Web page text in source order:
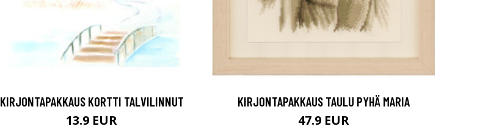
KIRJONTAPAKKAUS KORTTI TALVILINNUT
13.9 EUR
KIRJONTAPAKKAUS TAULU PYHÄ MARIA
47.9 EUR